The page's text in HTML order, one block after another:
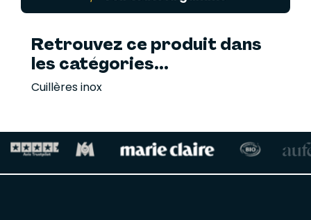
Retrouvez ce produit dans
les catégories...
Cuillères inox